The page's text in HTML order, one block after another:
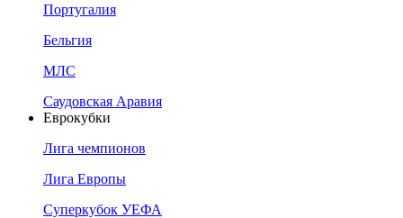
Португалия
Бельгия
МЛС
Саудовская Аравия
Еврокубки
Лига чемпионов
Лига Европы
Суперкубок УЕФА